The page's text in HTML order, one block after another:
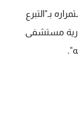
بـ"التبرع
مستشفى